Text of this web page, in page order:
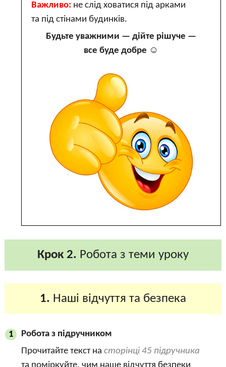
Важливо: не слід ховатися під арками
та під стінами будинків.
Будьте уважними — дійте рішуче —
все буде добре ☺
Крок 2. Робота з теми уроку
1. Наші відчуття та безпека
1
Робота з підручником
Прочитайте текст на сторінці 45 підручника